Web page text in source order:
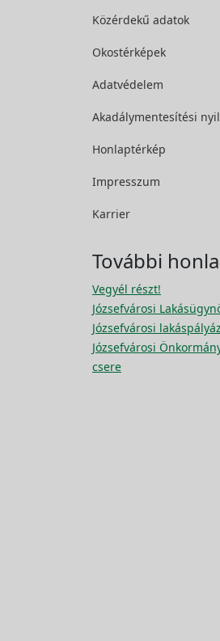
Közérdekű adatok
Okostérképek
Adatvédelem
Akadálymentesítési
Honlaptérkép
Impresszum
Karrier
További
Vegyél részt!
Józsefvárosi
Józsefvárosi
Józsefvárosi
csere